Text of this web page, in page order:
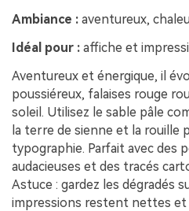
Ambiance : aventureux,
Idéal pour : affiche et
Aventureux et énergique, il
poussiéreux, falaises rouge
soleil. Utilisez le sable pâle
la terre de sienne et la rouille
typographie. Parfait avec des
audacieuses et des tracés
Astuce : gardez les dégradés
impressions restent nettes